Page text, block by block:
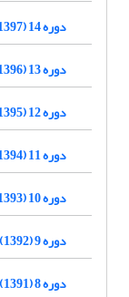
دوره 14 (1397)
دوره 13 (1396)
دوره 12 (1395)
دوره 11 (1394)
دوره 10 (1393)
دوره 9 (1392)
دوره 8 (1391)